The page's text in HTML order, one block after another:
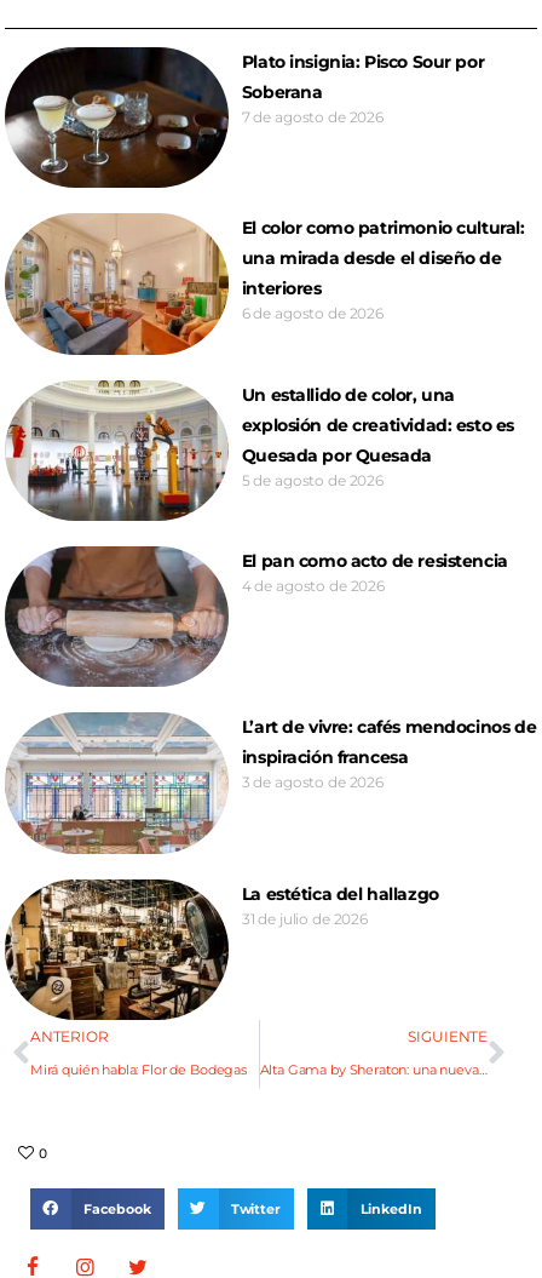
Plato insignia: Pisco Sour por
Soberana
7 de agosto de 2026
El color como patrimonio cultural:
una mirada desde el diseño de
interiores
6 de agosto de 2026
Un estallido de color, una
explosión de creatividad: esto es
Quesada por Quesada
5 de agosto de 2026
El pan como acto de resistencia
4 de agosto de 2026
L’art de vivre: cafés mendocinos de
inspiración francesa
3 de agosto de 2026
La estética del hallazgo
31 de julio de 2026
ANTERIOR
Mirá quién habla: Flor de Bodegas
SIGUIENTE
Alta Gama by Sheraton: una nueva e imperdible edición
0
Facebook Twitter LinkedIn